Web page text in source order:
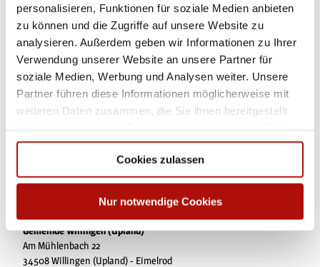
personalisieren, Funktionen für soziale Medien anbieten
zu können und die Zugriffe auf unsere Website zu
analysieren. Außerdem geben wir Informationen zu Ihrer
Verwendung unserer Website an unsere Partner für
soziale Medien, Werbung und Analysen weiter. Unsere
Partner führen diese Informationen möglicherweise mit
weiteren Daten zusammen, die Sie ihnen bereitgestellt
gesammelt haben.
Cookies zulassen
Nur notwendige Cookies
In der Nähe Auf der Karte anschauen
Veranstaltung
Touren
Gemeinde Willingen (Upland)
Am Mühlenbach 22
34508Willingen (Upland)- Eimelrod